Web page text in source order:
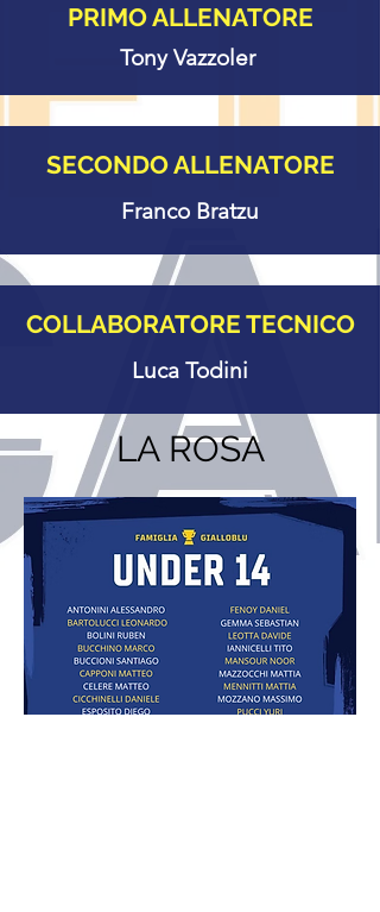
PRIMO ALLENATORE
Tony Vazzoler
SECONDO ALLENATORE
Franco Bratzu
COLLABORATORE TECNICO
Luca Todini
LA ROSA